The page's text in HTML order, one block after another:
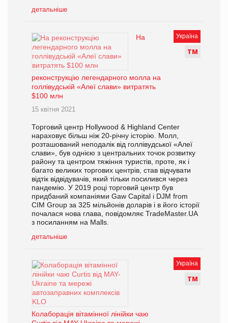
детальніше
Україна
ТМ
На
реконструкцію легендарного молла на
голлівудській «Алеї слави» витратять
$100 млн
15 квітня 2021
Торговий центр Hollywood & Highland Center
нараховує більш ніж 20-річну історію. Молл,
розташований неподалік від голлівудської «Алеї
слави», був однією з центральних точок розвитку
району та центром тяжіння туристів, проте, як і
багато великих торгових центрів, став відчувати
відтік відвідувачів, який тільки посилився через
пандемію. У 2019 році торговий центр був
придбаний компаніями Gaw Capital і DJM from
CIM Group за 325 мільйонів доларів і в його історії
почалася нова глава, повідомляє TradeMaster.UA
з посиланням на Malls.
детальніше
Україна
ТМ
Колаборація вітамінної лінійки чаю